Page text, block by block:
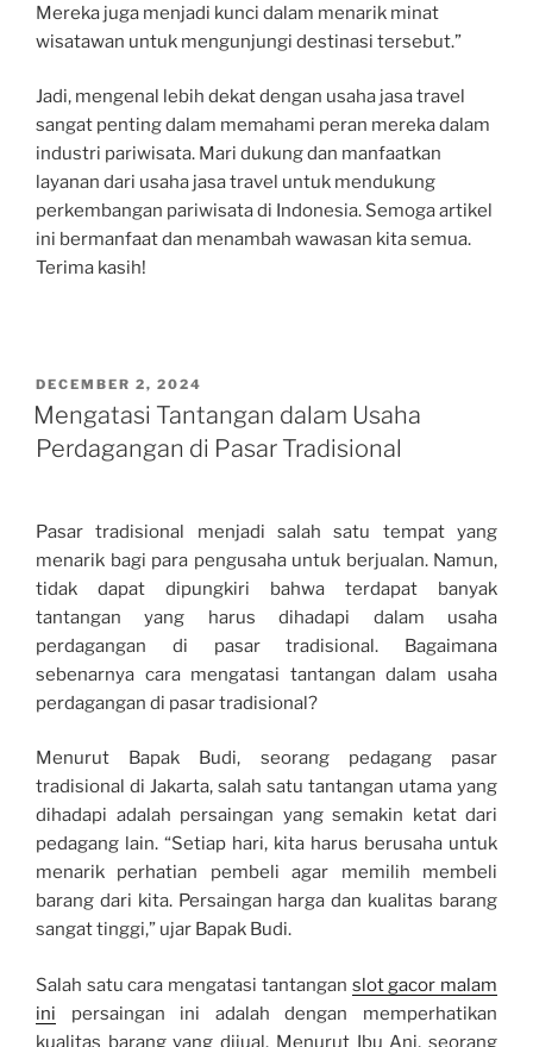
Mereka juga menjadi kunci dalam menarik minat
wisatawan untuk mengunjungi destinasi tersebut.”
Jadi, mengenal lebih dekat dengan usaha jasa travel
sangat penting dalam memahami peran mereka dalam
industri pariwisata. Mari dukung dan manfaatkan
layanan dari usaha jasa travel untuk mendukung
perkembangan pariwisata di Indonesia. Semoga artikel
ini bermanfaat dan menambah wawasan kita semua.
Terima kasih!
POSTED
ON
DECEMBER 2, 2024
Mengatasi Tantangan dalam Usaha
Perdagangan di Pasar Tradisional
Pasar tradisional menjadi salah satu tempat yang
menarik bagi para pengusaha untuk berjualan. Namun,
tidak dapat dipungkiri bahwa terdapat banyak
tantangan yang harus dihadapi dalam usaha
perdagangan di pasar tradisional. Bagaimana
sebenarnya cara mengatasi tantangan dalam usaha
perdagangan di pasar tradisional?
Menurut Bapak Budi, seorang pedagang pasar
tradisional di Jakarta, salah satu tantangan utama yang
dihadapi adalah persaingan yang semakin ketat dari
pedagang lain. “Setiap hari, kita harus berusaha untuk
menarik perhatian pembeli agar memilih membeli
barang dari kita. Persaingan harga dan kualitas barang
sangat tinggi,” ujar Bapak Budi.
Salah satu cara mengatasi tantangan slot gacor malam
ini persaingan ini adalah dengan memperhatikan
kualitas barang yang dijual. Menurut Ibu Ani, seorang